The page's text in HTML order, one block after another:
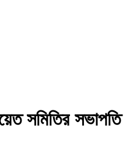
সমিতির সভাপতি